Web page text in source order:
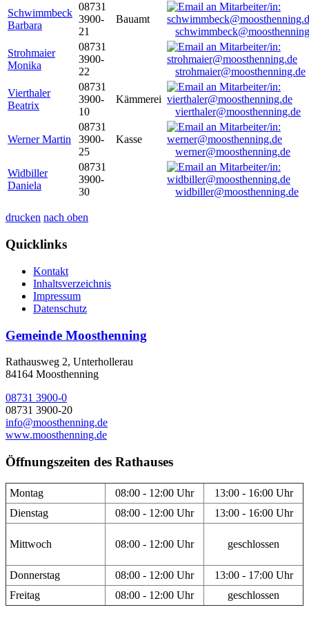
Schwimmbeck
Barbara
08731
3900-
21
Bauamt
Strohmaier
Monika
08731
3900-
22
strohmaier@moosthenning.de
Vierthaler
Beatrix
08731
3900-
10
Kämmerei
vierthaler@moosthenning.de
Werner Martin
08731
3900-
25
Kasse
werner@moosthenning.de
Widbiller
Daniela
08731
3900-
30
widbiller@moosthenning.de
drucken nach oben
Quicklinks
Kontakt
Inhaltsverzeichnis
Impressum
Datenschutz
Gemeinde Moosthenning
Rathausweg 2, Unterhollerau
84164 Moosthenning
08731 3900-0
08731 3900-20
info@moosthenning.de
www.moosthenning.de
Öffnungszeiten des Rathauses
Montag 08:00 - 12:00 Uhr
13:00 - 16:00 Uhr
Dienstag
08:00 - 12:00 Uhr 13:00 - 16:00 Uhr
Mittwoch 08:00 - 12:00 Uhr geschlossen
Donnerstag 08:00 - 12:00 Uhr
13:00 - 17:00 Uhr
Freitag
08:00 - 12:00 Uhr geschlossen